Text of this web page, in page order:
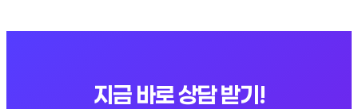
지금 바로 상담 받기!